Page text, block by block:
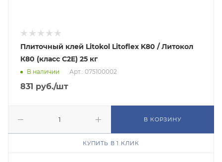
Плиточный клей Litokol Litoflex K80 / Литокол
К80 (класс С2E) 25 кг
В наличии Арт.: 075100002
831 руб./шт
В КОРЗИНУ
КУПИТЬ В 1 КЛИК